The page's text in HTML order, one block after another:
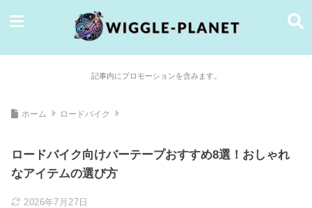
記事内にプロモーションを含みます。
ホーム ロードバイク
ロードバイク向けバーテープおすすめ8選！おしゃれ
なアイテムの選び方
2026年7月27日